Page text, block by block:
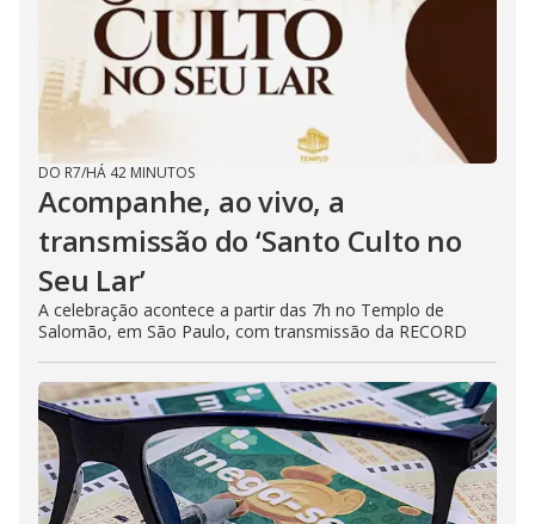
DO R7/HÁ 42 MINUTOS
Acompanhe, ao vivo, a
transmissão do ‘Santo Culto no
Seu Lar’
A celebração acontece a partir das 7h no Templo de
Salomão, em São Paulo, com transmissão da RECORD